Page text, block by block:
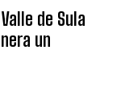
de Sula
un